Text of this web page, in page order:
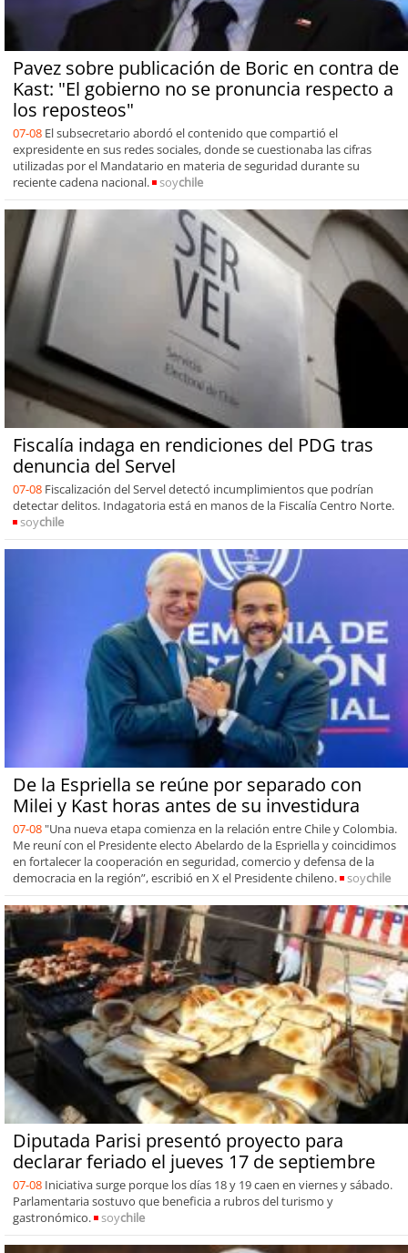
Pavez sobre publicación de Boric en contra de
Kast: "El gobierno no se pronuncia respecto a
los reposteos"
07-08 El subsecretario abordó el contenido que compartió el
expresidente en sus redes sociales, donde se cuestionaba las cifras
utilizadas por el Mandatario en materia de seguridad durante su
reciente cadena nacional.
soychile
Fiscalía indaga en rendiciones del PDG tras
denuncia del Servel
07-08 Fiscalización del Servel detectó incumplimientos que podrían
detectar delitos. Indagatoria está en manos de la Fiscalía Centro Norte.
soychile
De la Espriella se reúne por separado con
Milei y Kast horas antes de su investidura
07-08 "Una nueva etapa comienza en la relación entre Chile y Colombia.
Me reuní con el Presidente electo Abelardo de la Espriella y coincidimos
en fortalecer la cooperación en seguridad, comercio y defensa de la
democracia en la región”, escribió en X el Presidente chileno.
soychile
Diputada Parisi presentó proyecto para
declarar feriado el jueves 17 de septiembre
07-08 Iniciativa surge porque los días 18 y 19 caen en viernes y sábado.
Parlamentaria sostuvo que beneficia a rubros del turismo y
gastronómico.
soychile